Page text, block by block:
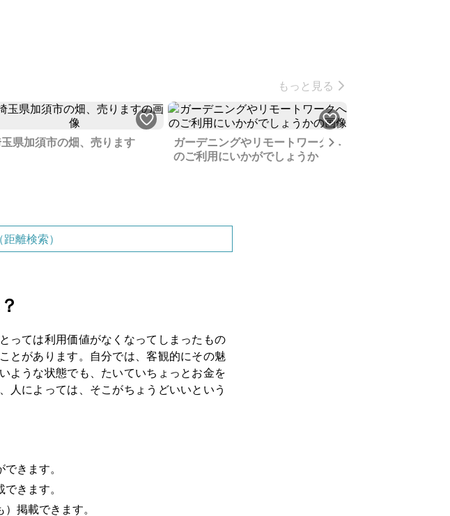
もっと見る
県加須市の畑、売ります
ガーデニングやリモートワークへ
のご利用にいかがでしょうか
Next
離検索）
っては利用価値がなくなってしまったもの
とがあります。自分では、客観的にその魅
ような状態でも、たいていちょっとお金を
人によっては、そこがちょうどいいという
きます。
きます。
掲載できます。